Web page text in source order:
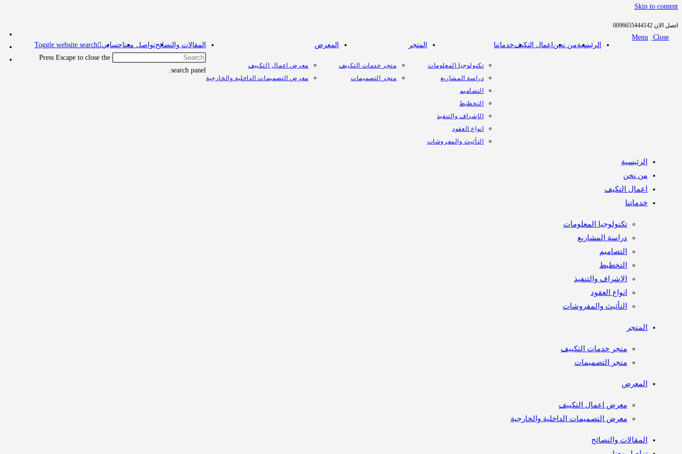
Skip to content
اتصل الان 0096655444142
الرئيسيةمن نحن اعمال التكيفخدماتنا
تكنولوجيا المعلومات
دراسة المشاريع
التصاميم
التخطيط
الإشراف والتنفيذ
انواع العقود
التأثيث والمفروشات
المتجر
متجر خدمات التكييف
متجر التصميمات
المعرض
معرض اعمال التكييف
معرض التصميمات الداخلية والخارجية
المقالات والنصائحتواصل معناحسابي Toggle website search
Press Escape to close the
search panel.
Menu Close
الرئيسية
من نحن
اعمال التكيف
خدماتنا
تكنولوجيا المعلومات
دراسة المشاريع
التصاميم
التخطيط
الإشراف والتنفيذ
انواع العقود
التأثيث والمفروشات
المتجر
متجر خدمات التكييف
متجر التصميمات
المعرض
معرض اعمال التكييف
معرض التصميمات الداخلية والخارجية
المقالات والنصائح